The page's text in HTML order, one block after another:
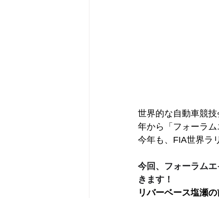
世界的な自動車競
年から「フォーラ
今年も、FIA世界ラ
今回、フォーラム
きます！
リバーベース塩瀬